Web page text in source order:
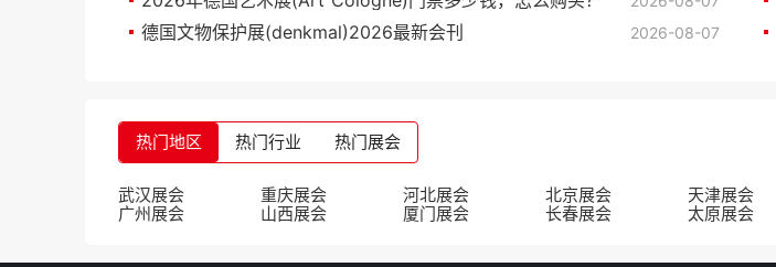
德国文物保护展(denkmal)2026最新会刊 2026-08-07
热门地区 热门行业 热门展会
武汉展会 重庆展会 河北展会 北京展会 天津展会
广州展会
山西展会 厦门展会 长春展会 太原展会